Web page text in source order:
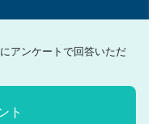
アンケートで回答いただ
ト